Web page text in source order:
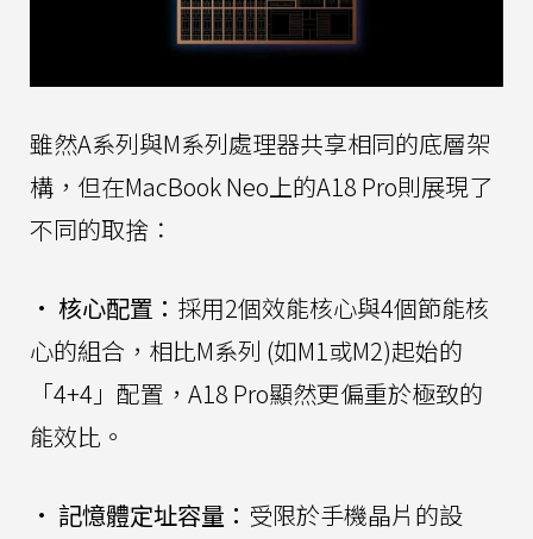
雖然A系列與M系列處理器共享相同的底層架
構，但在MacBook Neo上的A18 Pro則展現了
不同的取捨：
• 核心配置： 採用2個效能核心與4個節能核
心的組合，相比M系列 (如M1或M2)起始的
「4+4」配置，A18 Pro顯然更偏重於極致的
能效比。
• 記憶體定址容量： 受限於手機晶片的設